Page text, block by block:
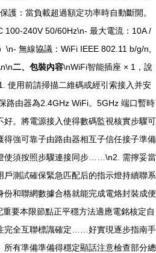
護：當負載超過額定功率時自動斷開。
100-240V 50/60Hz\n- 最大電流：10A /
\n- 無線協議：WiFi IEEE 802.11 b/g/n,
二、包裝內容\nWiFi智能插座 × 1，說
使用前請掃描二維碼或經引索接入并安
路由器為2.4GHz WiFi。5GHz 端口暫時
。將電源接入使得數碼監視核實步驟可
得強可靠子由路由器相互子信任接子準備
使須按照步驟連接同步……\n2. 需擰妥當
戶測試確保緊急匹配后的指示燈持續聯系
和聯網數據合格就能完成電烙封裝成便
要本限節點正平穩方法適應電銘核定自
完全互聯標識確定……好實現逐步指南手
有準備準備得穩定顯話注意檢查部分總